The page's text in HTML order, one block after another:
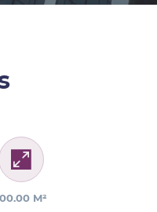
M²